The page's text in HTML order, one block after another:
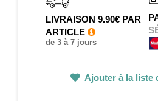
LIVRAISON 9.90€ PAR
ARTICLE
de 3 à 7 jours
Ajouter à la liste